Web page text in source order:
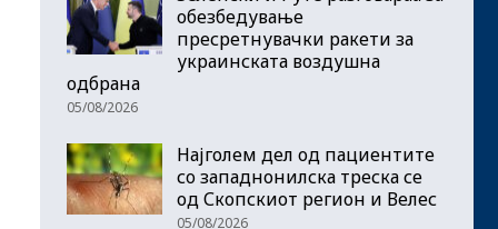
обезбедување
пресретнувачки ракети за
украинската воздушна
одбрана
05/08/2026
Најголем дел од пациентите
сo западнонилска треска се
од Скопскиот регион и Велес
05/08/2026